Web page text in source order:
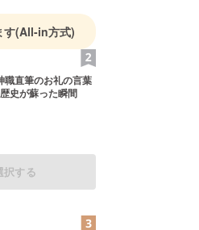
す(All-in方式)
職直筆のお礼の言葉
史が蘇った瞬間
択する